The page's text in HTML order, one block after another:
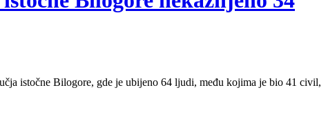
istočne Bilogore, gde je ubijeno 64 ljudi, među kojima je bio 41 civil,